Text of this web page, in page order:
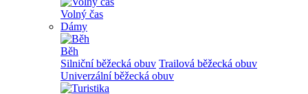
Volný čas
Dámy
Běh
Silniční běžecká obuv Trailová běžecká obuv
Univerzální běžecká obuv